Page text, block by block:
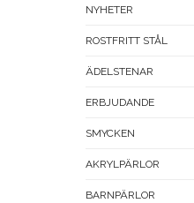
NYHETER
ROSTFRITT STÅL
ÄDELSTENAR
ERBJUDANDE
SMYCKEN
AKRYLPÄRLOR
BARNPÄRLOR